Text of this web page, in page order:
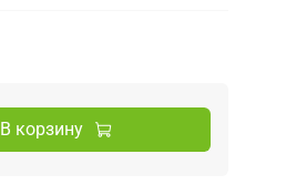
В корзину